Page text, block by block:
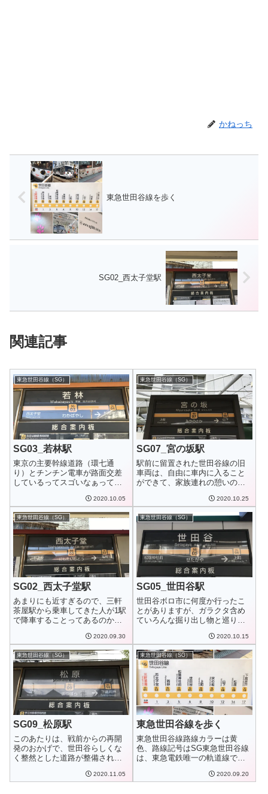
かねっち
東急世田谷線を歩く
SG02_西太子堂駅
関連記事
東急世田谷線（SG）
SG03_若林駅
東京の主要幹線道路（環七通
り）とチンチン電車が路面交差
しているってスゴいなぁって、
2020.10.05
東急世田谷線（SG）
SG07_宮の坂駅
駅前に留置された世田谷線の旧
車両は、自由に車内に入ること
ができて、家族連れの憩いの場
2020.10.25
東急世田谷線（SG）
SG02_西太子堂駅
あまりにも近すぎるので、三軒
茶屋駅から乗車してきた人が1駅
で降車することってあるのかな
2020.09.30
東急世田谷線（SG）
SG05_世田谷駅
世田谷ボロ市に何度か行ったこ
とがありますが、ガラクタ含め
ていろんな掘り出し物と巡り合
2020.10.15
東急世田谷線（SG）
SG09_松原駅
このあたりは、戦前からの再開
発のおかげで、世田谷らしくな
く整然とした道路が整備されて
2020.11.05
東急世田谷線（SG）
東急世田谷線を歩く
東急世田谷線路線カラーは黄
色、路線記号はSG東急世田谷線
は、東急電鉄唯一の軌道線で、
2020.09.20